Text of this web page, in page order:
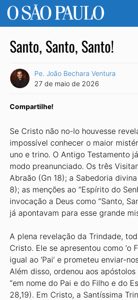
Santo, Santo, Santo!
Pe. João Bechara Ventura
27 de maio de 2026
Compartilhe!
Se Cristo não no-lo houvesse
impossível conhecer o maior
uno e trino. O Antigo Testamento
modo preanunciado. Os três
Abraão (Gn 18); a Sabedoria
8); as menções ao “Espírito do
invocação a Deus como “Santo,
já apontavam para esse grande
A plena revelação da Trindade,
Cristo. Ele se apresentou como ‘o
igual ao ‘Pai’ e prometeu enviar-
Além disso, ordenou aos
“em nome do Pai e do Filho e do
28,19). Em Cristo, a Santíssima